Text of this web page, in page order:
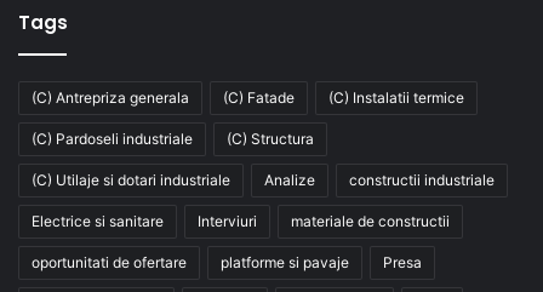
Tags
(C) Antrepriza generala (C) Fatade (C) Instalatii termice
(C) Pardoseli industriale (C) Structura
(C) Utilaje si dotari industriale Analize constructii industriale
Electrice si sanitare Interviuri materiale de constructii
oportunitati de ofertare platforme si pavaje Presa